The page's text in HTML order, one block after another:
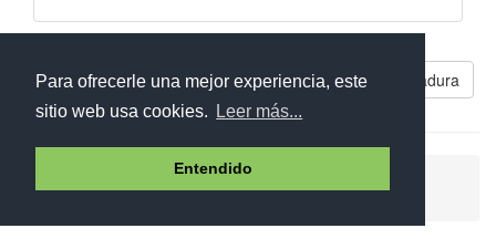
Para ofrecerle una mejor experiencia, este
sitio web usa cookies.
Leer más...
Entendido
Libros parecidos a Desgarradura
Aviso legal